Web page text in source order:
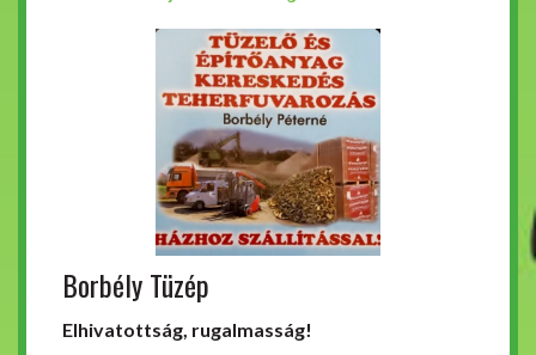
Borbély Tüzép
Elhivatottság, rugalmasság!